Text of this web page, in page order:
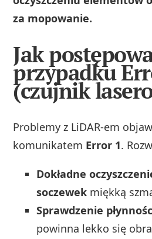
za mopowanie.
Jak
przypadku
(czujnik
Problemy z LiDAR-em
komunikatem Error 1.
Dokładne
soczewek miękką
Sprawdzenie
powinna lekko się